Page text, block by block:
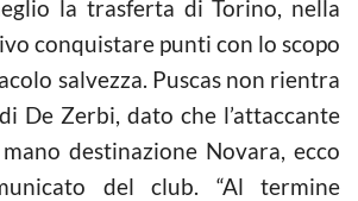
la trasferta di Torino, nella
conquistare punti con lo scopo
salvezza. Puscas non rientra
De Zerbi, dato che l’attaccante
destinazione Novara, ecco
del club. “Al termine